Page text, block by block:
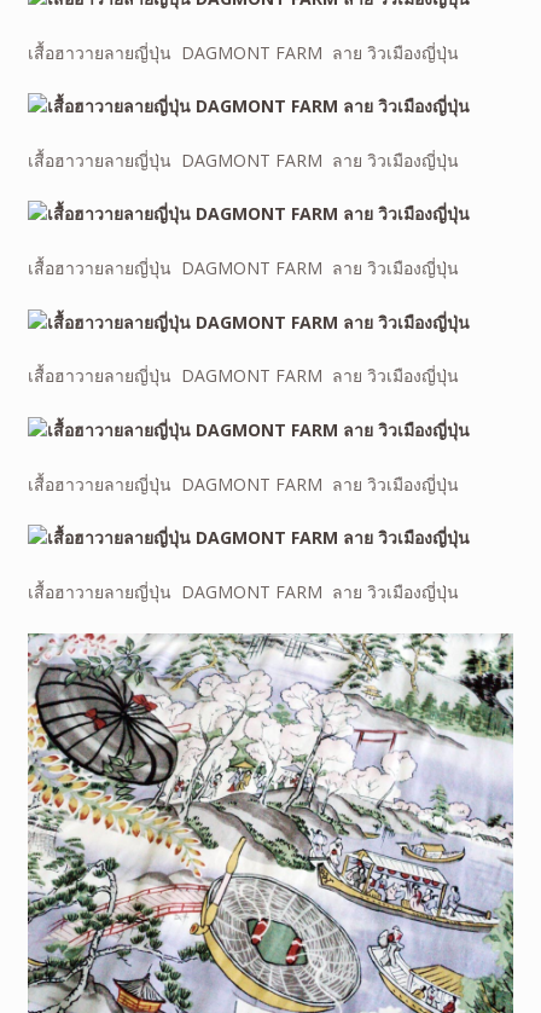
เสื้อฮาวายลายญี่ปุ่น DAGMONT FARM ลาย วิวเมืองญี่ปุ่น
เสื้อฮาวายลายญี่ปุ่น DAGMONT FARM ลาย วิวเมืองญี่ปุ่น
เสื้อฮาวายลายญี่ปุ่น DAGMONT FARM ลาย วิวเมืองญี่ปุ่น
เสื้อฮาวายลายญี่ปุ่น DAGMONT FARM ลาย วิวเมืองญี่ปุ่น
เสื้อฮาวายลายญี่ปุ่น DAGMONT FARM ลาย วิวเมืองญี่ปุ่น
เสื้อฮาวายลายญี่ปุ่น DAGMONT FARM ลาย วิวเมืองญี่ปุ่น